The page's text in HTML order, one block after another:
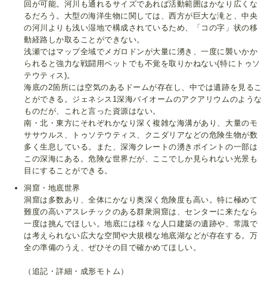
回が可能。河川も通れるサイズであれば活動範囲はかなり広くな
るだろう。大型の海洋生物に関しては、西方が巨大な滝と、中央
の河川よりも浅い湿地で構成されているため、「コの字」状の移
動経路しか取ることができない。
浅瀬ではマップ全域でメガロドンが大量に湧き、一度に襲いかか
られると強力な戦闘用ペットでも不覚を取りかねない(特にトゥソ
テウティス)。
海底の2箇所には空気のあるドームが存在し、中では遺跡を見るこ
とができる。ジェネシス1深海バイオームのアクアリウムのような
ものだが、これと言った資源はない。
南・北・東方にそれぞれかなり深く複雑な海溝があり、大量のモ
ササウルス、トゥソテウティス、クニダリアなどの危険生物が数
多く生息している。また、深海クレートの湧きポイントの一部は
この深海にある。危険な世界だが、ここでしか見られない光景も
目にすることができる。
洞窟・地底世界
洞窟は多数あり、全体にかなり奥深く危険度も高い。特に極めて
難度の高いアスレチックのある群衆洞窟は、センターに来たなら
一度は挑んでほしい。地底には様々な人口建築の遺跡や、常識で
は考えられない広大な空間や大規模な地底湖などが存在する。万
全の準備のうえ、ぜひその目で確かめてほしい。
（追記・詳細・成形モトム）